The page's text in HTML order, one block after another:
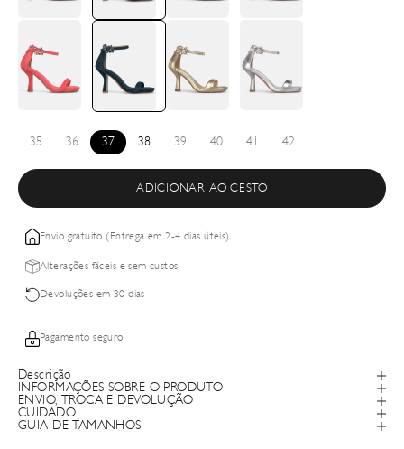
35 36 37 38 39 40 41 42
ADICIONAR AO CESTO
Envio gratuito (Entrega em 2-4 dias úteis)
Alterações fáceis e sem custos
Devoluções em 30 dias
Pagamento seguro
Descrição
INFORMAÇÕES SOBRE O PRODUTO
ENVIO, TROCA E DEVOLUÇÃO
CUIDADO
GUIA DE TAMANHOS